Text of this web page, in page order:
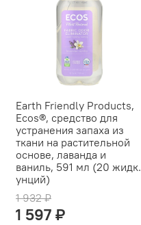
Earth Friendly Products,
Ecos®, средство для
устранения запаха из
ткани на растительной
основе, лаванда и
ваниль, 591 мл (20 жидк.
унций)
1 932 ₽
1 597 ₽